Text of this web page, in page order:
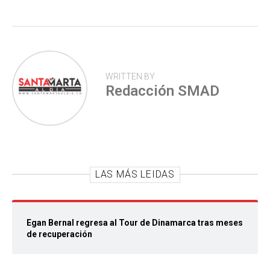
WRITTEN BY
Redacción SMAD
LAS MÁS LEIDAS
Egan Bernal regresa al Tour de Dinamarca tras meses
de recuperación